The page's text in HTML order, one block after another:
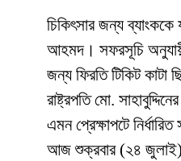
চিকিৎসার জন্য ব্যাংককে
আহমদ। সফরসূচি
জন্য ফিরতি টিকিট
রাষ্ট্রপতি মো.
এমন প্রেক্ষাপটে
আজ শুক্রবার (২৪ জুলাই)